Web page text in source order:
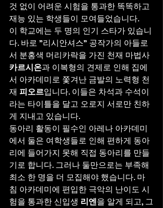
것 없이 어려운 시험을 통과한 똑똑하고
재능 있는 학생들이 모여들었습니다.
이 학교에는 두 명의 인기 스타가 있습니
다. 바로 "리시안셔스" 공작가의 아들로
서 분홍색 머리카락을 가진 천재 마법사
카르시온과 이복형의 견제로 인해 집에
서 아카데미로 쫓겨난 금발의 노력형 천
재 피오르입니다. 이들은 차석과 수석이
라는 타이틀을 달고 오로지 서로만 친하
게 지내고 있습니다.
동아리 활동이 필수인 아레나 아카데미
에서 둘은 여학생들로 인해 편하게 동아
리에 들어가지 못해 직접 동아리를 만들
기로 합니다. 그러나 둘만으로는 부족해
최소 한 명을 더 모집해야 했습니다. 마
침 아카데미에 편입한 극악의 난이도 시
험을 통과한 신입생 리엔을 알게 되고, 그